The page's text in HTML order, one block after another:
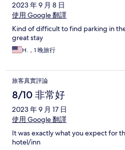
2023 年 9 月 8 日
使用 Google 翻譯
Kind of difficult to find parking in
great stay
H.，1 晚旅行
旅客真實評論
8/10 非常好
2023 年 9 月 17 日
使用 Google 翻譯
It was exactly what you expect for
hotel/inn